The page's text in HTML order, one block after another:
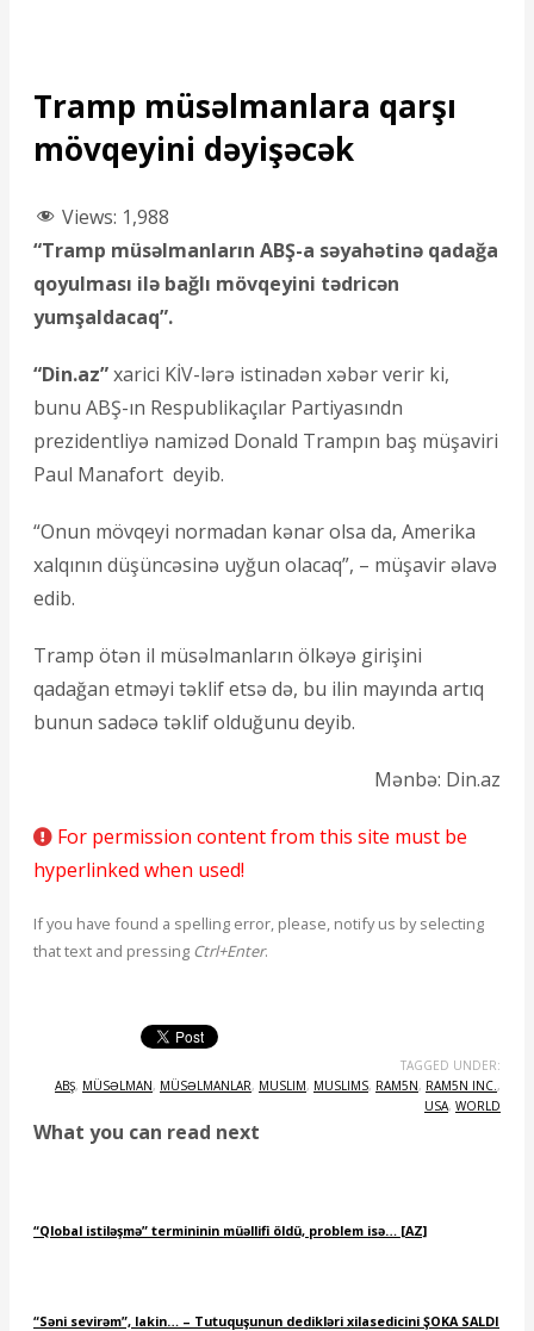
Tramp müsəlmanlara qarşı
mövqeyini dəyişəcək
Views: 1,988
“Tramp müsəlmanların ABŞ-a səyahətinə qadağa
qoyulması ilə bağlı mövqeyini tədricən
yumşaldacaq”.
“Din.az”xarici KİV-lərə istinadən xəbər verir ki,
bunu ABŞ-ın Respublikaçılar Partiyasındn
prezidentliyə namizəd Donald Trampın baş müşaviri
Paul Manafort deyib.
“Onun mövqeyi normadan kənar olsa da, Amerika
xalqının düşüncəsinə uyğun olacaq”, – müşavir əlavə
edib.
Tramp ötən il müsəlmanların ölkəyə girişini
qadağan etməyi təklif etsə də, bu ilin mayında artıq
bunun sadəcə təklif olduğunu deyib.
Mənbə: Din.az
For permission content from this site must be
hyperlinked when used!
If you have found a spelling error, please, notify us by selecting
that text and pressing Ctrl+Enter.
TAGGED UNDER:
ABŞ, MÜSƏLMAN, MÜSƏLMANLAR, MUSLIM, MUSLIMS, RAM5N, RAM5N INC. ,
USA, WORLD
What you can read next
“Qlobal istiləşmə” termininin müəllifi öldü, problem isə… [AZ]
“Səni sevirəm”, lakin… – Tutuquşunun dedikləri xilasedicini ŞOKA SALDI